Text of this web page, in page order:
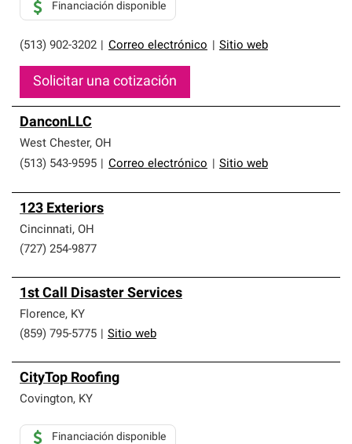
(513) 902-3202 Correo electrónico Sitio web
Financiación disponible
Solicitar una cotización
DanconLLC
West Chester, OH
(513) 543-9595
Correo electrónico Sitio web
123 Exteriors
Cincinnati, OH
(727) 254-9877
1st Call Disaster Services
Florence, KY
(859) 795-5775
Sitio web
CityTop Roofing
Covington, KY
Financiación disponible